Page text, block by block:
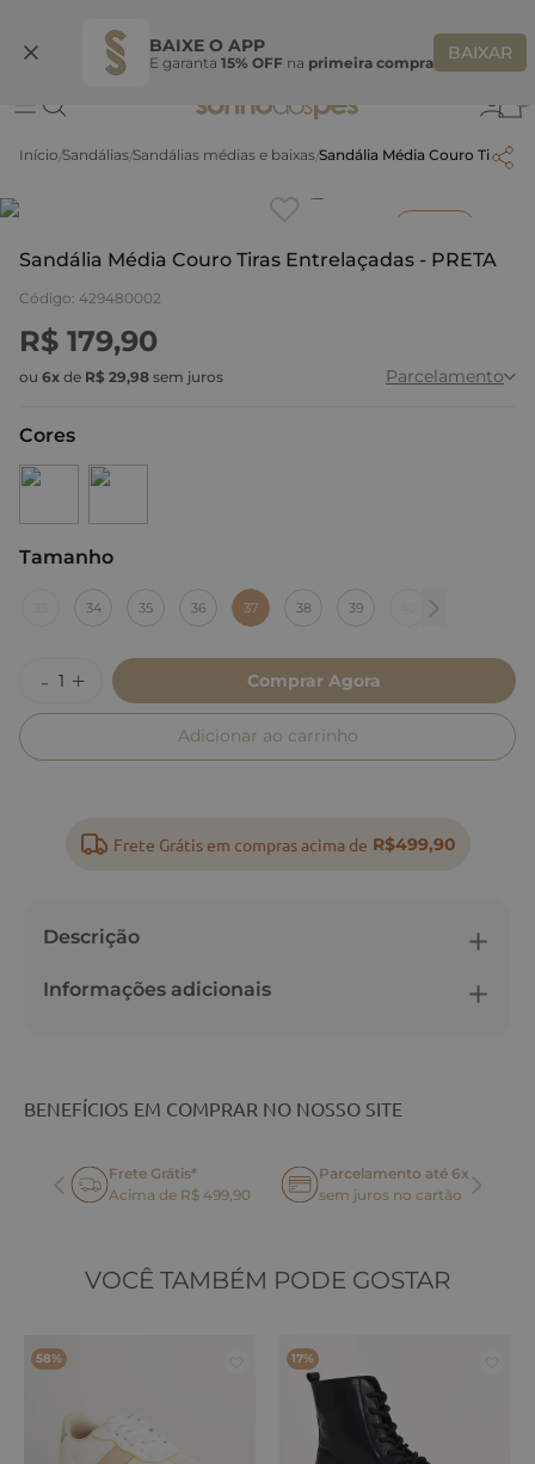
BAIXE O APP
E garanta 15% OFF na primeira compra BAIXAR
Ganhe 10% OFF na coleção utilizando o código do seu vendedor*
Sandálias Sandálias médias e baixas Sandália Média Couro Tiras
Sandália Média Couro Tiras Entrelaçadas - PRETA
Código: 429480002
R$ 179,90
ou 6x de R$ 29,98 sem juros Parcelamento
Cores
Tamanho
34 35 36 37 38 39
Comprar Agora
Adicionar ao carrinho
Frete Grátis em compras acima de R$499,90
Descrição
Informações adicionais
BENEFÍCIOS EM COMPRAR NO NOSSO SITE
Frete Grátis*
Acima de R$ 499,90
Parcelamento até 6x
sem juros no cartão
VOCÊ TAMBÉM PODE GOSTAR
58% 17%